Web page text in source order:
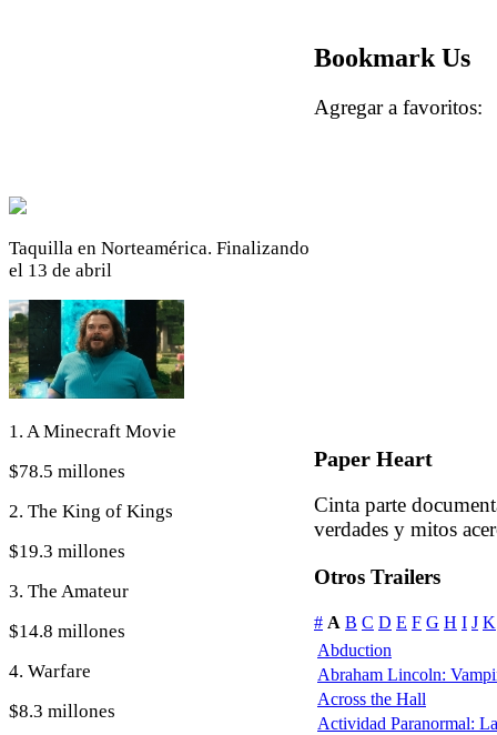
Taquilla en Norteamérica. Finalizando
el 13 de abril
1. A Minecraft Movie
$78.5 millones
2. The King of Kings
$19.3 millones
3. The Amateur
$14.8 millones
4. Warfare
$8.3 millones
Bookmark Us
Agregar a
Paper Heart
Cinta parte
verdades y mitos
Otros Trailers
# A B C D E F G H I J K
Abduction
Abraham Lincoln:
Across the Hall
Actividad Paranormal: